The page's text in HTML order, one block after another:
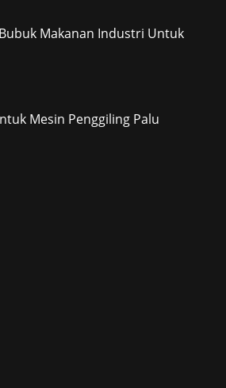
Makanan Industri Untuk
Mesin Penggiling Palu